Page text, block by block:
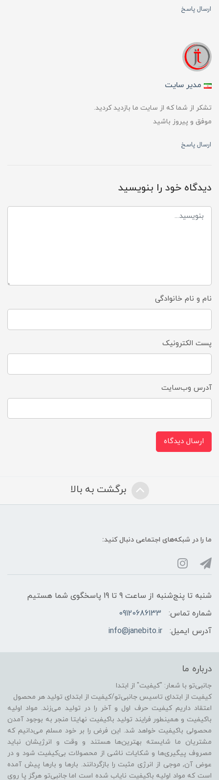
ارسال پاسخ
مدیر سایت
تشکر از شما که از سایت ما بازدید کردید.
موفق و پیروز باشید
ارسال پاسخ
دیدگاه خود را بنویسید
نام و نام خانوادگی
پست الکترونیک
آدرس وب‌سایت
ارسال دیدگاه
برگشت به بالا
ما را در شبکه‌های اجتماعی دنبال کنید:
شنبه تا پنج‌شنبه از ساعت 9 تا 19 پاسخگوی شما هستیم
شماره تماس:
09120686133
آدرس ایمیل:
info@janebito.ir
درباره ما
جانبی‌تو با شعار: "کیفیت" از ابتدا
کیفیت از ابتدای تاسیس جانبی‌تو/کیفیت از ابتدای تولید هر محصول
اعتقاد داریم کیفیت حرف اول و آخر را در تولید می‌زند. مواد اولیه
باکیفیت و همینطور فرایند تولید باکیفیت نهایتا منجر به بوجود آمدن
محصولی باکیفیت خواهد شد. این فرض را بر خود مسلم می‌دانیم که
مشتریان ما شایسته بهترین‌ها هستند و وقت و انرژیشان نباید
مصروف پیگیری‌ها و شکایات ناشی از محصولات بی‌کیفیت شود و در
عوض آن, موجی از انرژی مثبت را بازگردانند. بارها و بارها پیش آمده
است که مواد اولیه باکیفیت نایاب شده است اما جانبی‌تو هرگز پا روی